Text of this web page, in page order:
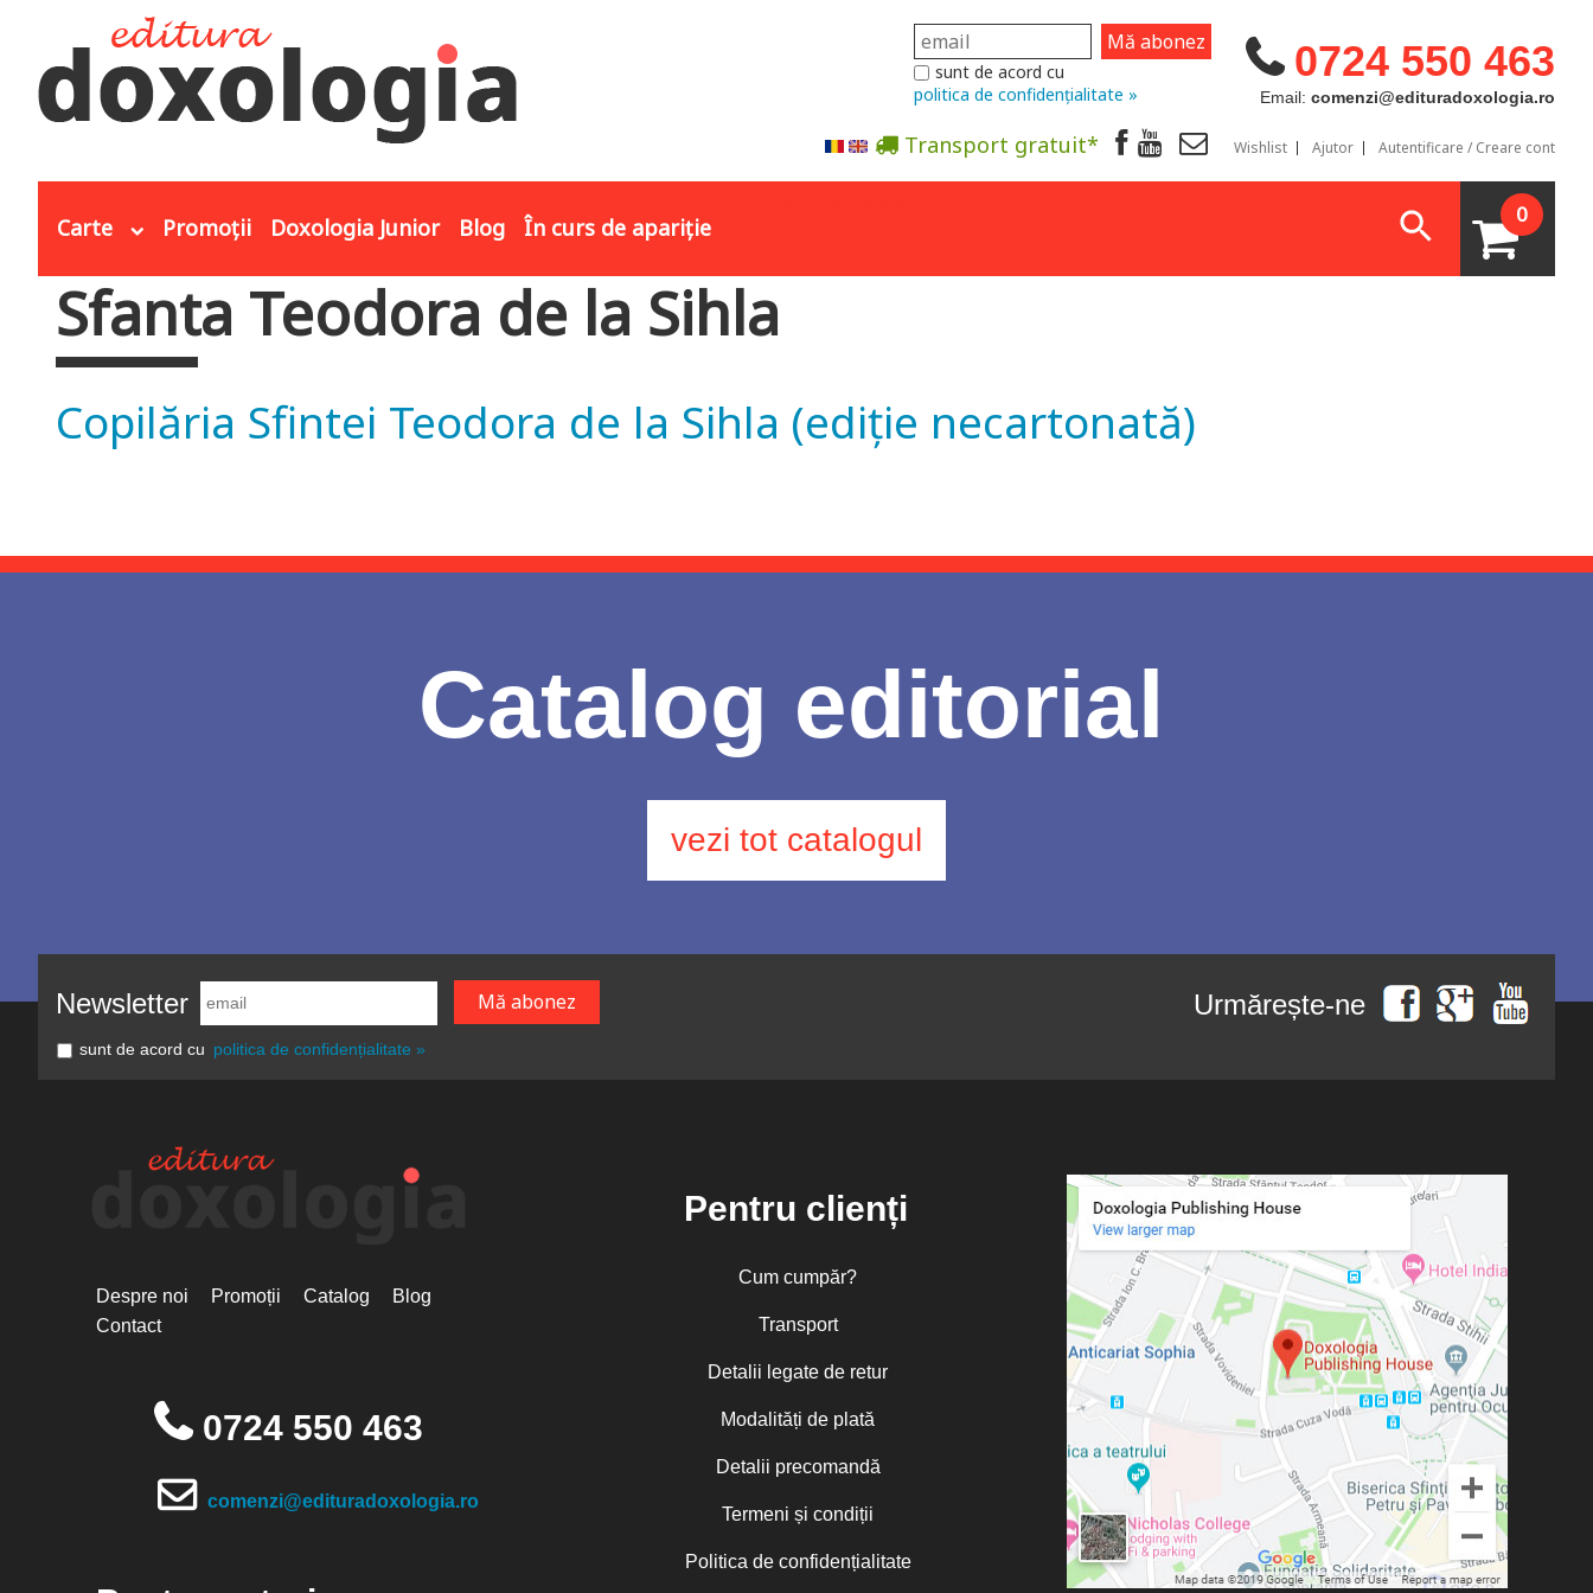
0724 550 463
Email: comenzi@edituradoxologia.ro
sunt de acord cu
politica de confidențialitate »
Transport gratuit* Wishlist Ajutor Autentificare / Creare cont
Carte Promoții Doxologia Junior Blog În curs de apariție 0
Eşti aici
Sfanta Teodora de la Sihla
Copilăria Sfintei Teodora de la Sihla (ediție necartonată)
Catalog editorial
vezi tot catalogul
Newsletter
sunt de acord cu politica de confidențialitate »
Urmărește-ne
Despre noi Promoții Catalog
Blog
Contact
0724 550 463
comenzi@edituradoxologia.ro
Pentru clienți
Cum cumpăr?
Transport
Detalii legate de retur
Modalități de plată
Detalii precomandă
Termeni și condiții
Politica de confidențialitate